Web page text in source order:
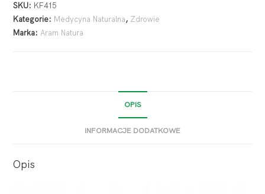
SKU: KF415
Kategorie: Medycyna Naturalna, Zdrowie
Marka:Aram Natura
OPIS
INFORMACJE DODATKOWE
Opis